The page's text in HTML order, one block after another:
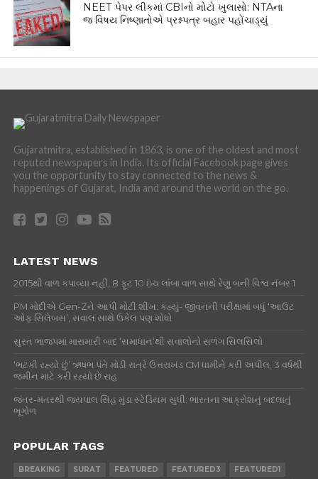
NEET પેપર લીકમાં CBIનો મોટો ખુલાસો: NTAના
જ વિષય નિષ્ણાતોએ પ્રશ્નપત્ર બહાર પહોંચાડ્યું
Gujaratmitra, established in 1863, is one of the oldest and most
reputed newspapers in India. Its official Facebook page gives
you the opportunity to stay connected to the news &
happenings of Gujarat, India and around the world on the go.
LATEST NEWS
2015થી વાળ કપાવ્યા નહીં, 8 ફૂટ 10 ઇંચ લાંબા વાળ સાથે રેણુ બની વિશ્વ નંબર 1
PM મોદીએ Gen-Zને આપી મોટી શીખ: કહ્યું- જીવનની પરીક્ષામાં બધું ‘આઉટ
ઓફ સિલેબસ’, સવાલ સાથે ઉકેલ પણ શોધો
સુરત ભાજપમાં મારામારી બાદ ‘સમાધાન’થી સવાલોનો સળંગ સિલસિલો
‘ભટકી રહ્યો છું’ ઋષભ પંતે મોડી રાત્રે ઉત્તરાખંડ CM ધામીને કરી અપીલ, 3 વર્ષથી
જમીન માટે કરી રહ્યો છે રાહ
જંતર-મંતરથી જયપાલ સિંહ મુંડા સ્ટેડિયમ સુધી: ભારતના આક્રોશનું બદલાતું
ભૂગોળ
POPULAR TAGS
BREAKING SURAT FEATURED FEATURED3
FEATURED1